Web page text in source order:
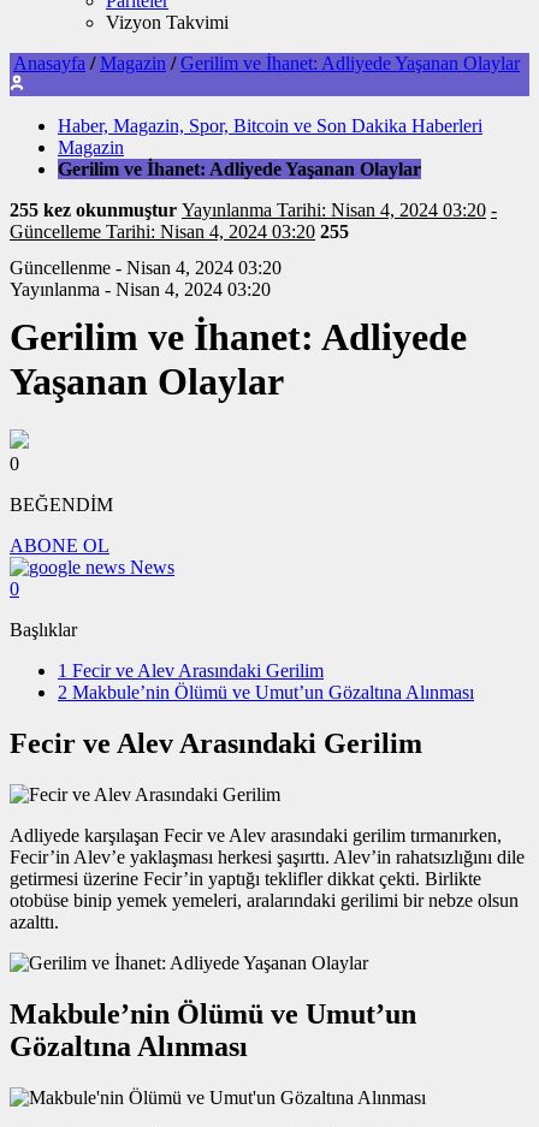
Vizyon Takvimi
Anasayfa / Magazin / Gerilim ve İhanet: Adliyede Yaşanan Olaylar
Haber, Magazin, Spor, Bitcoin ve Son Dakika Haberleri
Magazin
Gerilim ve İhanet: Adliyede Yaşanan Olaylar
255 kez okunmuştur Yayınlanma Tarihi: Nisan 4, 2024 03:20 -
Güncelleme Tarihi: Nisan 4, 2024 03:20 255
Güncellenme - Nisan 4, 2024 03:20
Yayınlanma - Nisan 4, 2024 03:20
Gerilim ve İhanet: Adliyede
Yaşanan Olaylar
0
BEĞENDİM
ABONE OL
News
0
Başlıklar
1 Fecir ve Alev Arasındaki Gerilim
2 Makbule’nin Ölümü ve Umut’un Gözaltına Alınması
Fecir ve Alev Arasındaki Gerilim
Adliyede karşılaşan Fecir ve Alev arasındaki gerilim tırmanırken,
Fecir’in Alev’e yaklaşması herkesi şaşırttı. Alev’in rahatsızlığını dile
getirmesi üzerine Fecir’in yaptığı teklifler dikkat çekti. Birlikte
otobüse binip yemek yemeleri, aralarındaki gerilimi bir nebze olsun
azalttı.
Makbule’nin Ölümü ve Umut’un
Gözaltına Alınması